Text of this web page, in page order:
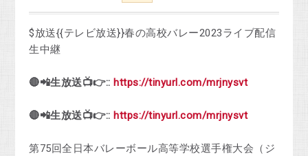
$放送{{テレビ放送}}春の高校バレー2023ライブ配信
生中継
🔴📲生放送📺👉:: https://tinyurl.com/mrjnysvt
🔴📲生放送📺👉:: https://tinyurl.com/mrjnysvt
第75回全日本バレーボール高等学校選手権大会（ジ